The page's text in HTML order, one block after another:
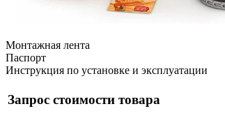
Монтажная лента
Паспорт
Инструкция по установке и эксплуатации
Запрос стоимости товара